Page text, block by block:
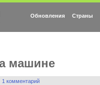
Обновления Страны
машине
1 комментарий